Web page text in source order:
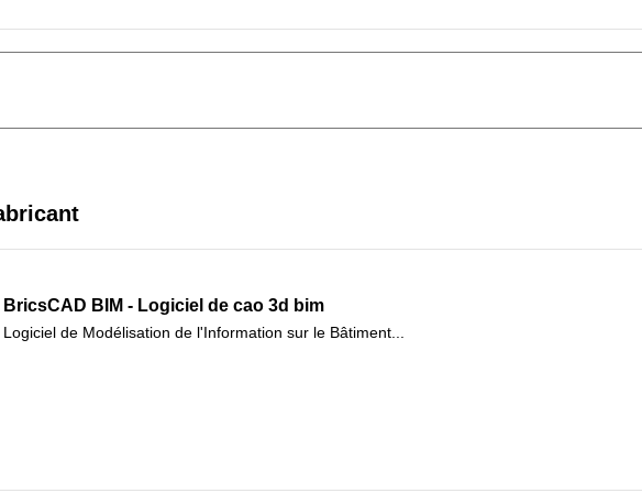
BricsCAD BIM - Logiciel de cao 3d bim
Logiciel de Modélisation de l'Information sur le Bâtiment...